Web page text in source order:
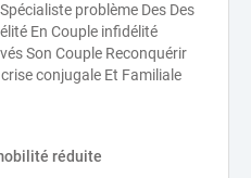
problème Des Des
En Couple infidélité
Son Couple Reconquérir
conjugale Et Familiale
réduite